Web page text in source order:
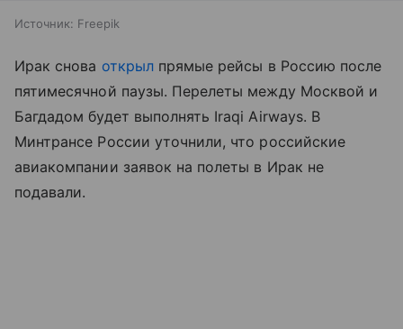
Источник: Freepik
Ирак снова открылпрямые рейсы в Россию после
пятимесячной паузы. Перелеты между Москвой и
Багдадом будет выполнять Iraqi Airways. В
Минтрансе России уточнили, что российские
авиакомпании заявок на полеты в Ирак не
подавали.